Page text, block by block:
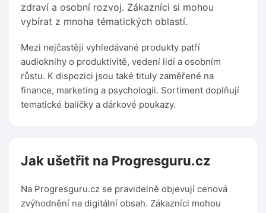
zdraví a osobní rozvoj. Zákazníci si mohou
vybírat z mnoha tématických oblastí.
Mezi nejčastěji vyhledávané produkty patří
audioknihy o produktivitě, vedení lidí a osobním
růstu. K dispozici jsou také tituly zaměřené na
finance, marketing a psychologii. Sortiment doplňují
tematické balíčky a dárkové poukazy.
Jak ušetřit na Progresguru.cz
Na Progresguru.cz se pravidelně objevují cenová
zvýhodnění na digitální obsah. Zákazníci mohou